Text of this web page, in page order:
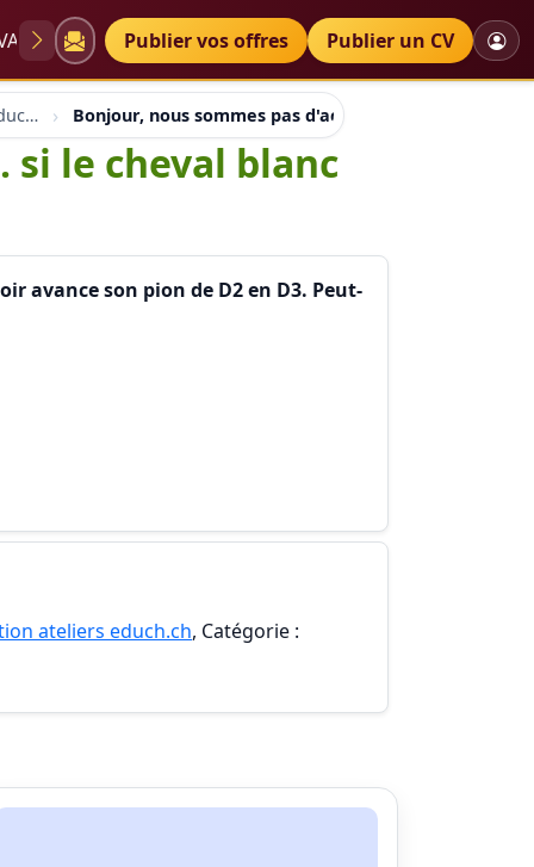
Diplômes Petites annonces
Publier vos offres Publier un CV
Aaainformation ateliers educh.ch Bonjour, nous sommes pas d'accord avec mon fils. si
si le cheval blanc
avance son pion de D2 en D3. Peut-
ateliers educh.ch, Catégorie :